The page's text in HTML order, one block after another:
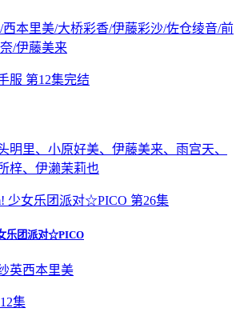
本里美/大桥彩香/伊藤彩沙/佐仓绫音/前
/伊藤美来
第12集完结
明里、小原好美、伊藤美来、雨宫天、
梓、伊濑茉莉也
第26集
乐团派对☆PICO
英西本里美
集